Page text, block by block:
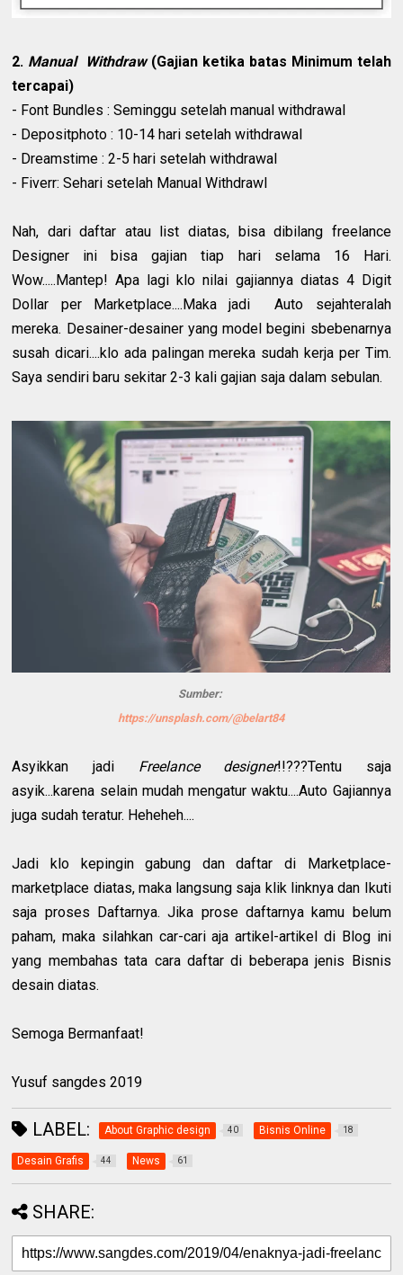
2. Manual Withdraw (Gajian ketika batas Minimum telah
tercapai)
- Font Bundles : Seminggu setelah manual withdrawal
- Depositphoto : 10-14 hari setelah withdrawal
- Dreamstime : 2-5 hari setelah withdrawal
- Fiverr: Sehari setelah Manual Withdrawl
Nah, dari daftar atau list diatas, bisa dibilang freelance
Designer ini bisa gajian tiap hari selama 16 Hari.
Wow.....Mantep! Apa lagi klo nilai gajiannya diatas 4 Digit
Dollar per Marketplace....Maka jadi Auto sejahteralah
mereka. Desainer-desainer yang model begini sbebenarnya
susah dicari....klo ada palingan mereka sudah kerja per Tim.
Saya sendiri baru sekitar 2-3 kali gajian saja dalam sebulan.
Sumber:
https://unsplash.com/@belart84
Asyikkan jadi Freelance designer!!???Tentu saja
asyik...karena selain mudah mengatur waktu....Auto Gajiannya
juga sudah teratur. Heheheh....
Jadi klo kepingin gabung dan daftar di Marketplace-
marketplace diatas, maka langsung saja klik linknya dan Ikuti
saja proses Daftarnya. Jika prose daftarnya kamu belum
paham, maka silahkan car-cari aja artikel-artikel di Blog ini
yang membahas tata cara daftar di beberapa jenis Bisnis
desain diatas.
Semoga Bermanfaat!
Yusuf sangdes 2019
LABEL: About Graphic design 40 Bisnis Online 18
Desain Grafis 44 News 61
SHARE: